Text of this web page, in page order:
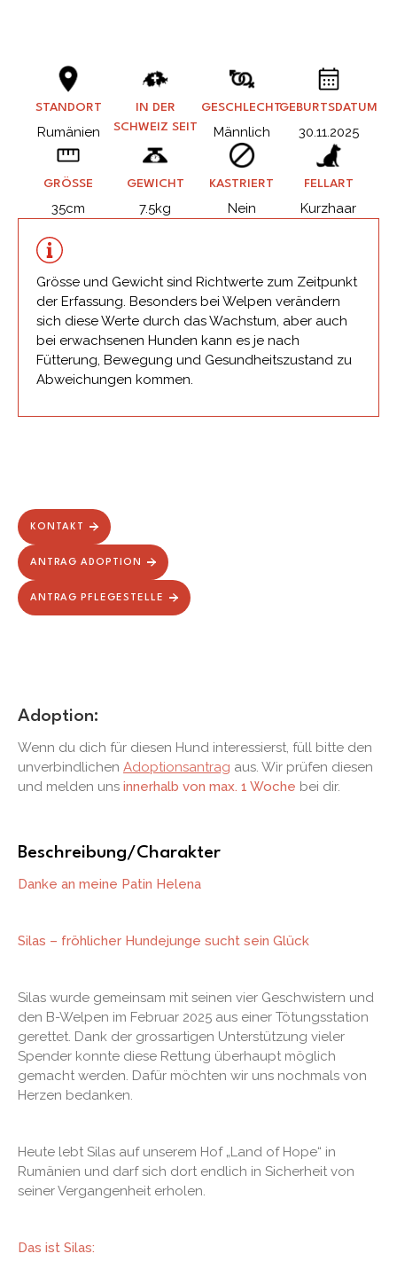
STANDORT
Rumänien
IN DER
SCHWEIZ SEIT
GESCHLECHT
Männlich
GEBURTSDATUM
30.11.2025
GRÖSSE
35cm
GEWICHT
7.5kg
KASTRIERT
Nein
FELLART
Kurzhaar
Grösse und Gewicht sind Richtwerte zum Zeitpunkt
der Erfassung. Besonders bei Welpen verändern
sich diese Werte durch das Wachstum, aber auch
bei erwachsenen Hunden kann es je nach
Fütterung, Bewegung und Gesundheitszustand zu
Abweichungen kommen.
KONTAKT
ANTRAG ADOPTION
ANTRAG PFLEGESTELLE
Adoption:
Wenn du dich für diesen Hund interessierst, füll bitte den
unverbindlichen Adoptionsantrag aus. Wir prüfen diesen
und melden uns innerhalb von max. 1 Woche bei dir.
Beschreibung/Charakter
Danke an meine Patin Helena
Silas – fröhlicher Hundejunge sucht sein Glück
Silas wurde gemeinsam mit seinen vier Geschwistern und
den B-Welpen im Februar 2025 aus einer Tötungsstation
gerettet. Dank der grossartigen Unterstützung vieler
Spender konnte diese Rettung überhaupt möglich
gemacht werden. Dafür möchten wir uns nochmals von
Herzen bedanken.
Heute lebt Silas auf unserem Hof „Land of Hope“ in
Rumänien und darf sich dort endlich in Sicherheit von
seiner Vergangenheit erholen.
Das ist Silas: